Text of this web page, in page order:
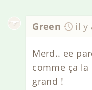
Green il y
Merd.. ee
comme ça
grand !